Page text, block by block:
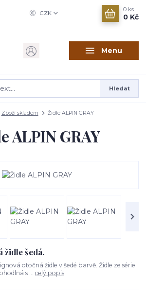
Menu
CZK
Hledat
0 ks
0 Kč
Zboží skladem Židle ALPIN GRAY
ALPIN GRAY
židle šedá.
otočná židle v šedé barvě. Židle ze série
s ... celý popis